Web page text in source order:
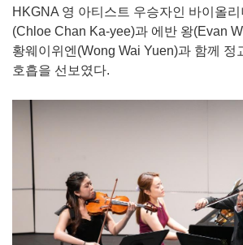
HKGNA 영 아티스트 우승자인 바이올
(Chloe Chan Ka-yee)과 에반 왕(Evan
황웨이위엔(Wong Wai Yuen)과 함께 정
호흡을 선보였다.